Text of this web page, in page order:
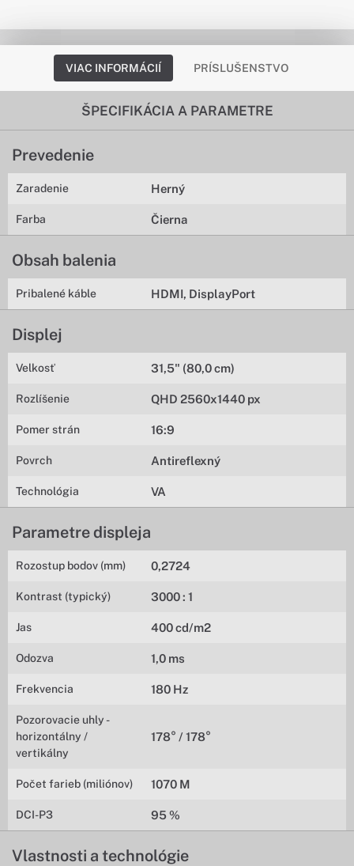
VIAC INFORMÁCIÍ PRÍSLUŠENSTVO
ŠPECIFIKÁCIA A PARAMETRE
Prevedenie
Zaradenie Herný
Farba Čierna
Obsah balenia
Pribalené káble HDMI, DisplayPort
Displej
Velkosť 31,5" (80,0 cm)
Rozlíšenie QHD 2560x1440 px
Pomer strán 16:9
Povrch Antireflexný
Technológia VA
Parametre displeja
Rozostup bodov (mm) 0,2724
Kontrast (typický) 3000 : 1
Jas 400 cd/m2
Odozva 1,0 ms
Frekvencia 180 Hz
Pozorovacie uhly -
horizontálny /
vertikálny
178° / 178°
Počet farieb (miliónov) 1070 M
DCI-P3 95 %
Vlastnosti a technológie